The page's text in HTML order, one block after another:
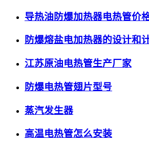
导热油防爆加热器电热管价
防爆熔盐电加热器的设计和
江苏原油电热管生产厂家
防爆电热管翅片型号
蒸汽发生器
高温电热管怎么安装